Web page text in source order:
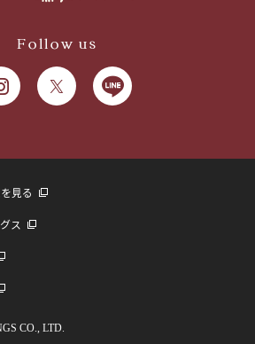
Follow us
見る
ス
CO., LTD.